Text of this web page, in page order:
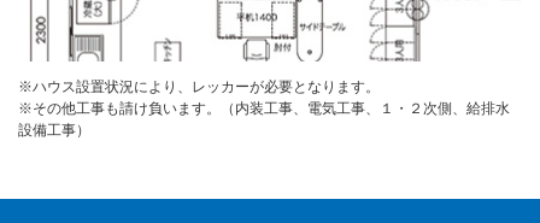
※ハウス設置状況により、レッカーが必要となります。
※その他工事も請け負います。（内装工事、電気工事、１・２次側、給排水
設備工事）